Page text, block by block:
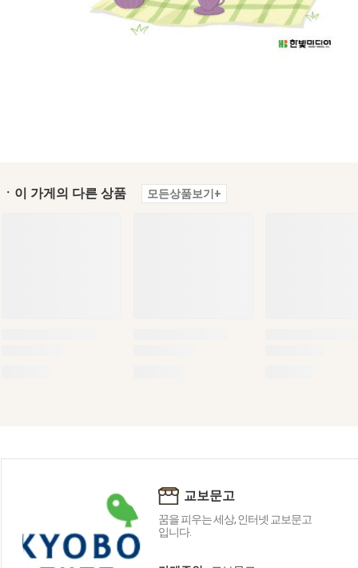
ㆍ이 가게의 다른 상품 모든상품보기+
교보문고
꿈을 피우는 세상, 인터넷 교보문고
입니다.